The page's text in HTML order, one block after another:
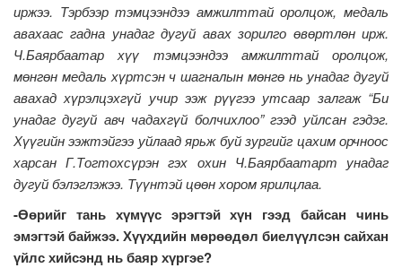
иржээ. Тэрбээр тэмцээндээ амжилттай оролцож, медаль
авахаас гадна унадаг дугуй авах зорилго өвөртлөн ирж.
Ч.Баярбаатар хүү тэмцээндээ амжилттай оролцож,
мөнгөн медаль хүртсэн ч шагналын мөнгө нь унадаг дугуй
авахад хүрэлцэхгүй учир ээж рүүгээ утсаар залгаж “Би
унадаг дугуй авч чадахгүй болчихлоо” гээд уйлсан гэдэг.
Хүүгийн ээжтэйгээ уйлаад ярьж буй зургийг цахим орчноос
харсан Г.Тогтохсүрэн гэх охин Ч.Баярбаатарт унадаг
дугуй бэлэглэжээ. Түүнтэй цөөн хором ярилцлаа.
-Өөрийг тань хүмүүс эрэгтэй хүн гээд байсан чинь
эмэгтэй байжээ. Хүүхдийн мөрөөдөл биелүүлсэн сайхан
үйлс хийсэнд нь баяр хүргэе?